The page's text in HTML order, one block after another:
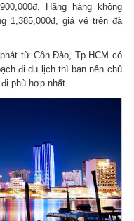
Hãng hàng không
1,385,000đ, giá vé trên đã
từ Côn Đảo, Tp.HCM có
đi du lịch thì bạn nên chủ
phù hợp nhất.